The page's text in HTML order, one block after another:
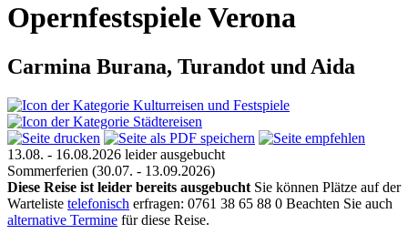
Opernfestspiele Verona
Carmina Burana, Turandot und Aida
13.08. - 16.08.2026 leider ausgebucht
Sommerferien (30.07. - 13.09.2026)
Diese Reise ist leider bereits ausgebucht Sie können Plätze auf der
Warteliste telefonisch erfragen: 0761 38 65 88 0 Beachten Sie auch
alternative Termine für diese Reise.